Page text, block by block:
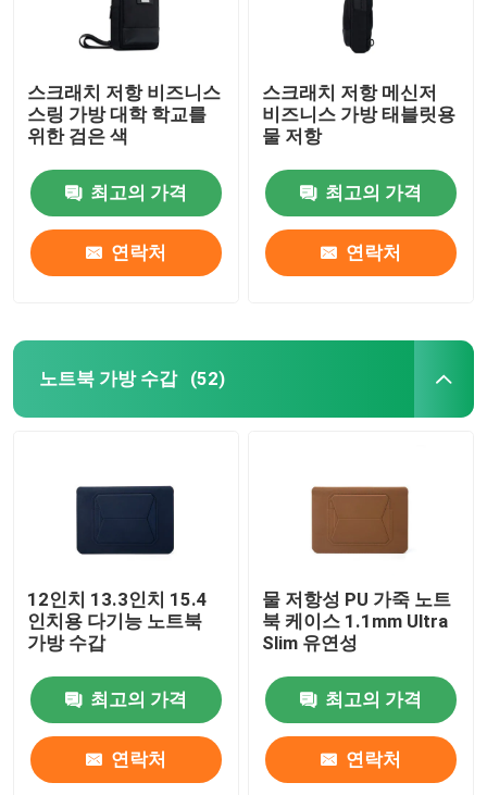
스크래치 저항 비즈니스
스링 가방 대학 학교를
위한 검은 색
최고의 가격
연락처
스크래치 저항 메신저
비즈니스 가방 태블릿용
물 저항
최고의 가격
연락처
노트북 가방 수갑 (52)
12인치 13.3인치 15.4
인치용 다기능 노트북
가방 수갑
최고의 가격
연락처
물 저항성 PU 가죽 노트
북 케이스 1.1mm Ultra
Slim 유연성
최고의 가격
연락처